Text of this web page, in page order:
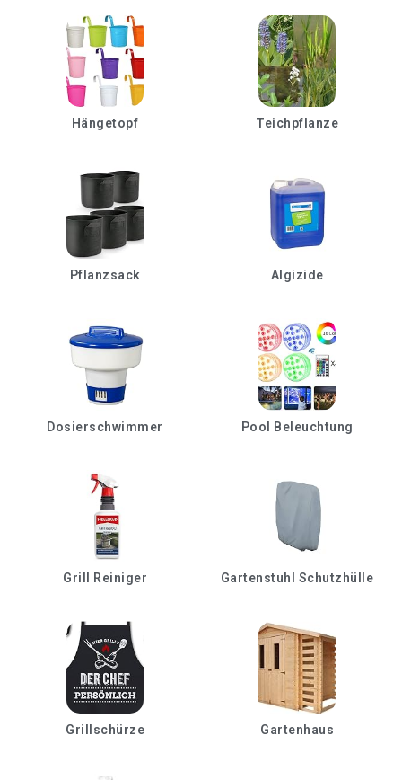
Hängetopf Teichpflanze
Pflanzsack Algizide
Dosierschwimmer Pool Beleuchtung
Grill Reiniger Gartenstuhl Schutzhülle
Grillschürze Gartenhaus